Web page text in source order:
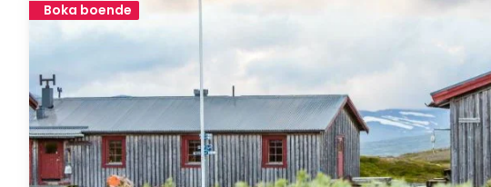
Boka boende